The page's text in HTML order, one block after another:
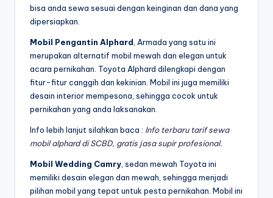
bisa anda sewa sesuai dengan keinginan dan dana yang
dipersiapkan.
Mobil Pengantin Alphard , Armada yang satu ini
merupakan alternatif mobil mewah dan elegan untuk
acara pernikahan. Toyota Alphard dilengkapi dengan
fitur-fitur canggih dan kekinian. Mobil ini juga memiliki
desain interior mempesona, sehingga cocok untuk
pernikahan yang anda laksanakan.
Info lebih lanjut silahkan baca : Info terbaru tarif sewa
mobil alphard di SCBD, gratis jasa supir profesional.
Mobil Wedding Camry , sedan mewah Toyota ini
memiliki desain elegan dan mewah, sehingga menjadi
pilihan mobil yang tepat untuk pesta pernikahan. Mobil ini